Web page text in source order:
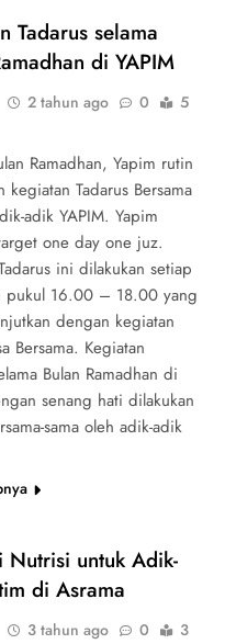
Tadarus selama
di YAPIM
2 tahun ago 0
5
Ramadhan, Yapim rutin
kegiatan Tadarus Bersama
adik YAPIM. Yapim
one day one juz.
ini dilakukan setiap
pukul 16.00 – 18.00 yang
dengan kegiatan
Bersama. Kegiatan
Bulan Ramadhan di
senang hati dilakukan
sama oleh adik-adik
Nutrisi untuk Adik-
di Asrama
3 tahun ago 0
3